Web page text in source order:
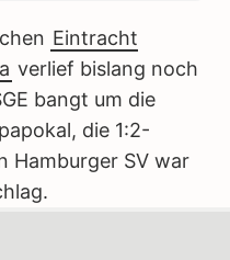
Eintracht
verlief bislang noch
bangt um die
die 1:2-
Hamburger SV war